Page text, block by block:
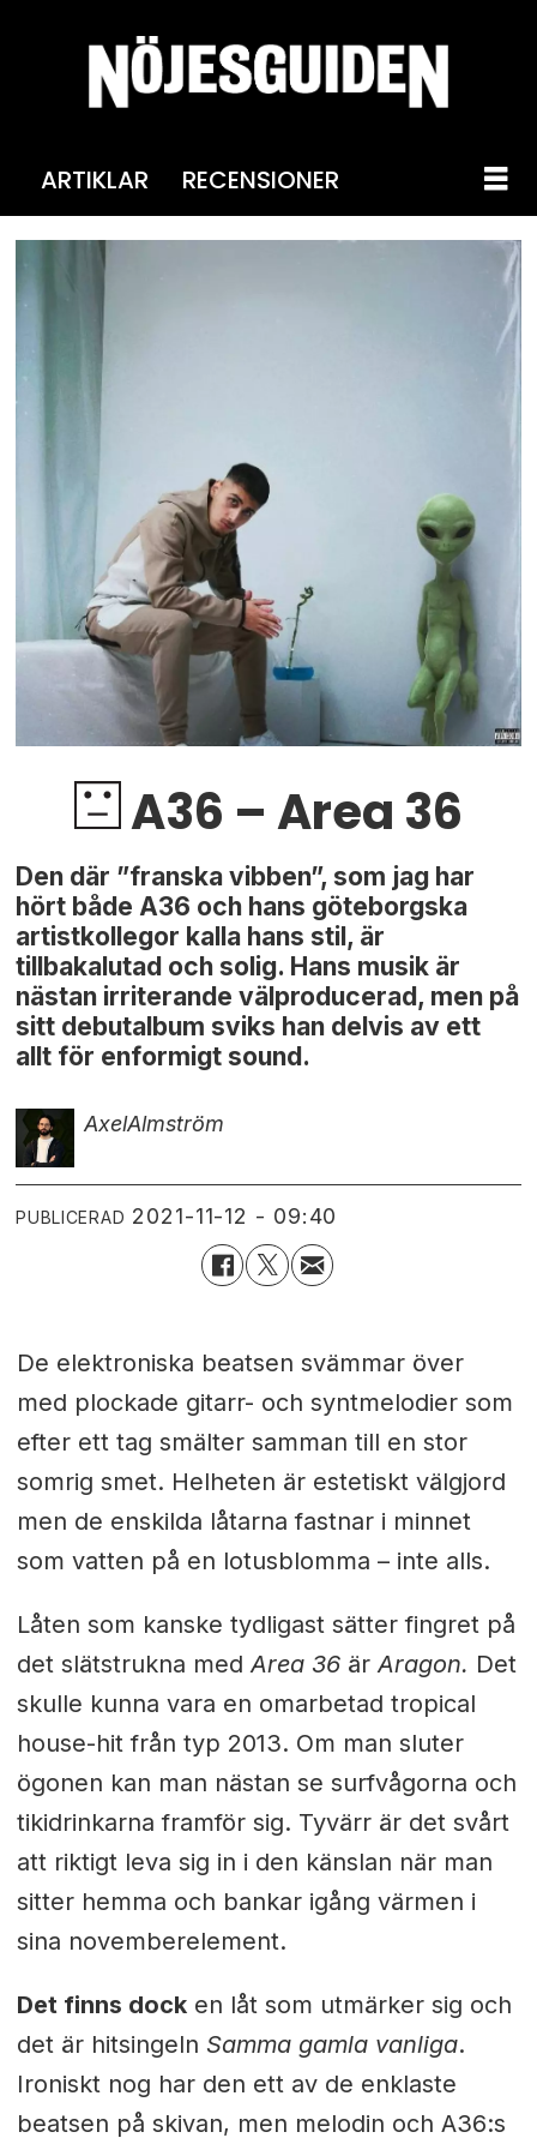
ARTIKLAR RECENSIONER
A36 – Area 36
Den där ”franska vibben”, som jag har
hört både A36 och hans göteborgska
artistkollegor kalla hans stil, är
tillbakalutad och solig. Hans musik är
nästan irriterande välproducerad, men på
sitt debutalbum sviks han delvis av ett
allt för enformigt sound.
AxelAlmström
PUBLICERAD 2021-11-12 - 09:40
De elektroniska beatsen svämmar över
med plockade gitarr- och syntmelodier som
efter ett tag smälter samman till en stor
somrig smet. Helheten är estetiskt välgjord
men de enskilda låtarna fastnar i minnet
som vatten på en lotusblomma – inte alls.
Låten som kanske tydligast sätter fingret på
det slätstrukna medArea 36ärAragon. Det
skulle kunna vara en omarbetad tropical
house-hit från typ 2013. Om man sluter
ögonen kan man nästan se surfvågorna och
tikidrinkarna framför sig. Tyvärr är det svårt
att riktigt leva sig in i den känslan när man
sitter hemma och bankar igång värmen i
sina novemberelement.
Det finns docken låt som utmärker sig och
det är hitsingeln Samma gamla vanliga.
Ironiskt nog har den ett av de enklaste
beatsen på skivan, men melodin och A36:s